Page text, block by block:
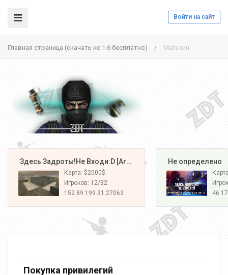
Войти на сайт
Главная страница (скачать кс 1.6 бесплатно) / Магазин
️ Здесь Задроты!Не Входи:D [Army#1]
Карта: $2000$
Игроков: 12/32
152.89.199.91:27063
️ Не определено
Покупка привилегий